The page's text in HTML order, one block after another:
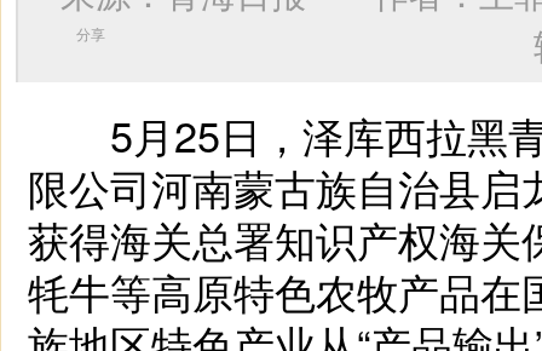
分享
5月25日，泽库西拉黑青
限公司河南蒙古族自治县启
获得海关总署知识产权海
牦牛等高原特色农牧产品在